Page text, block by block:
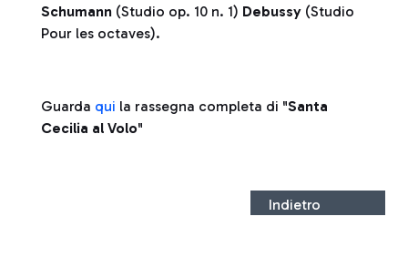
Schumann (Studio op. 10 n. 1) Debussy (Studio
Pour les octaves).
Guarda qui la rassegna completa di "Santa
Cecilia al Volo"
Indietro